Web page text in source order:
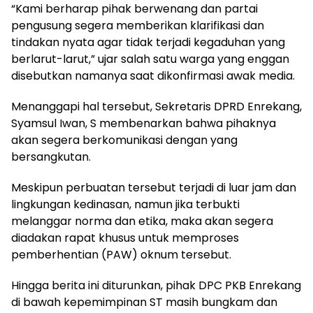
“Kami berharap pihak berwenang dan partai
pengusung segera memberikan klarifikasi dan
tindakan nyata agar tidak terjadi kegaduhan yang
berlarut-larut,” ujar salah satu warga yang enggan
disebutkan namanya saat dikonfirmasi awak media.
Menanggapi hal tersebut, Sekretaris DPRD Enrekang,
Syamsul Iwan, S membenarkan bahwa pihaknya
akan segera berkomunikasi dengan yang
bersangkutan.
Meskipun perbuatan tersebut terjadi di luar jam dan
lingkungan kedinasan, namun jika terbukti
melanggar norma dan etika, maka akan segera
diadakan rapat khusus untuk memproses
pemberhentian (PAW) oknum tersebut.
Hingga berita ini diturunkan, pihak DPC PKB Enrekang
di bawah kepemimpinan ST masih bungkam dan